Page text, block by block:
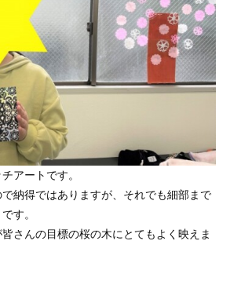
アートです。
納得ではありますが、それでも細部まで
す。
さんの目標の桜の木にとてもよく映えま